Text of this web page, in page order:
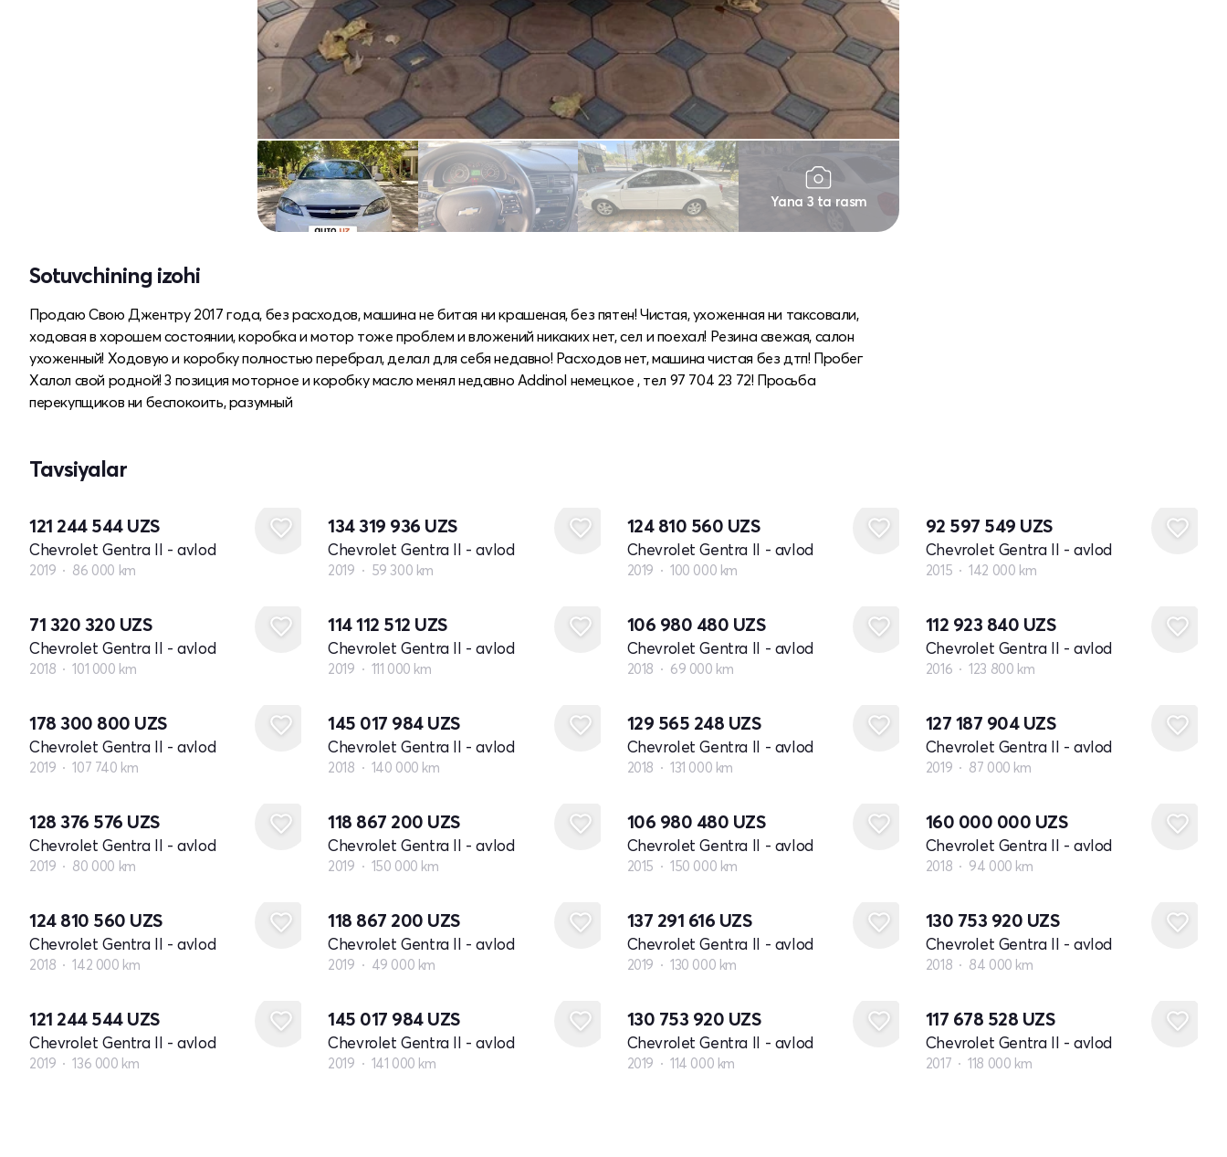
Yana 3 ta rasm
Sotuvchining izohi
Продаю Свою Джентру 2017 года, без расходов, машина не битая ни крашеная, без пятен! Чистая, ухоженная ни таксовали,
ходовая в хорошем состоянии, коробка и мотор тоже проблем и вложений никаких нет, сел и поехал! Резина свежая, салон
ухоженный! Ходовую и коробку полностью перебрал, делал для себя недавно! Расходов нет, машина чистая без дтп! Пробег
Халол свой родной! 3 позиция моторное и коробку масло менял недавно Addinol немецкое , тел 97 704 23 72! Просьба
перекупщиков ни беспокоить, разумный
Tavsiyalar
121 244 544 UZS
Chevrolet Gentra II - avlod
2019 86 000 km
134 319 936 UZS
Chevrolet Gentra II - avlod
2019 59 300 km
124 810 560 UZS
Chevrolet Gentra II - avlod
2019 100 000 km
92 597 549 UZS
Chevrolet Gentra II - avlod
2015 142 000 km
71 320 320 UZS
Chevrolet Gentra II - avlod
2018 101 000 km
114 112 512 UZS
Chevrolet Gentra II - avlod
2019 111 000 km
106 980 480 UZS
Chevrolet Gentra II - avlod
2018 69 000 km
112 923 840 UZS
Chevrolet Gentra II - avlod
2016 123 800 km
178 300 800 UZS
Chevrolet Gentra II - avlod
2019 107 740 km
145 017 984 UZS
Chevrolet Gentra II - avlod
2018 140 000 km
129 565 248 UZS
Chevrolet Gentra II - avlod
2018 131 000 km
127 187 904 UZS
Chevrolet Gentra II - avlod
2019 87 000 km
128 376 576 UZS
Chevrolet Gentra II - avlod
2019 80 000 km
118 867 200 UZS
Chevrolet Gentra II - avlod
2019 150 000 km
106 980 480 UZS
Chevrolet Gentra II - avlod
2015 150 000 km
160 000 000 UZS
Chevrolet Gentra II - avlod
2018 94 000 km
124 810 560 UZS
Chevrolet Gentra II - avlod
2018 142 000 km
118 867 200 UZS
Chevrolet Gentra II - avlod
2019 49 000 km
137 291 616 UZS
Chevrolet Gentra II - avlod
2019 130 000 km
130 753 920 UZS
Chevrolet Gentra II - avlod
2018 84 000 km
121 244 544 UZS
Chevrolet Gentra II - avlod
2019 136 000 km
145 017 984 UZS
Chevrolet Gentra II - avlod
2019 141 000 km
130 753 920 UZS
Chevrolet Gentra II - avlod
2019 114 000 km
117 678 528 UZS
Chevrolet Gentra II - avlod
2017 118 000 km